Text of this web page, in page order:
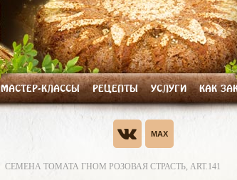
МАСТЕР-КЛАССЫ РЕЦЕПТЫ УСЛУГИ КАК
СЕМЕНА ТОМАТА ГНОМ РОЗОВАЯ СТРАСТЬ, ART.141